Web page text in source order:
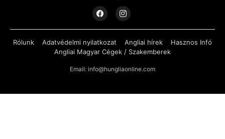
Rólunk Adatvédelmi nyilatkozat Angliai hírek
Hasznos Infó
Angliai Magyar Cégek / Szakemberek
Email: info@hungliaonline.com